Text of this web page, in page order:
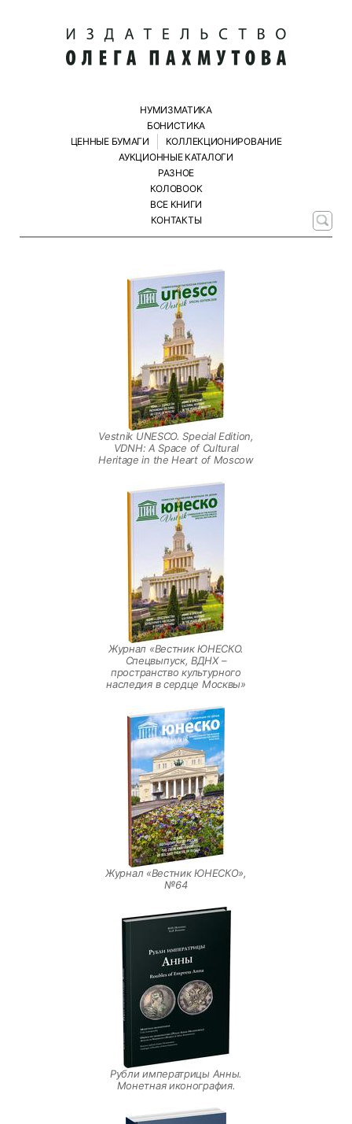
НУМИЗМАТИКА
БОНИСТИКА
ЦЕННЫЕ БУМАГИ
КОЛЛЕКЦИОНИРОВАНИЕ
АУКЦИОННЫЕ КАТАЛОГИ
РАЗНОЕ
КОЛОBOOK
ВСЕ КНИГИ
КОНТАКТЫ
Vestnik UNESCO. Special Edition,
VDNH: A Space of Cultural
Heritage in the Heart of Moscow
Журнал «Вестник ЮНЕСКО.
Спецвыпуск, ВДНХ –
пространство культурного
наследия в сердце Москвы»
Журнал «Вестник ЮНЕСКО»,
№64
Рубли императрицы Анны.
Монетная иконография.